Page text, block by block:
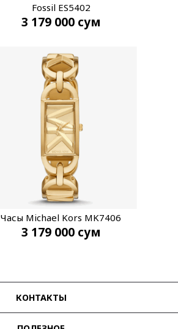
Fossil ES5402
3 179 000 сум
Часы Michael Kors MK7406
3 179 000 сум
КОНТАКТЫ